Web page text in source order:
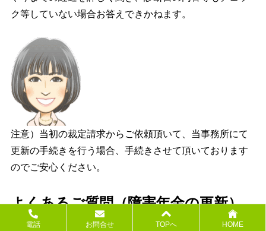
ク等していない場合お答えできかねます。
注意）当初の裁定請求からご依頼頂いて、当事務所にて
更新の手続きを行う場合、手続きさせて頂いております
のでご安心ください。
よくあるご質問（障害年金の更新）
電話 お問合せ TOPへ HOME